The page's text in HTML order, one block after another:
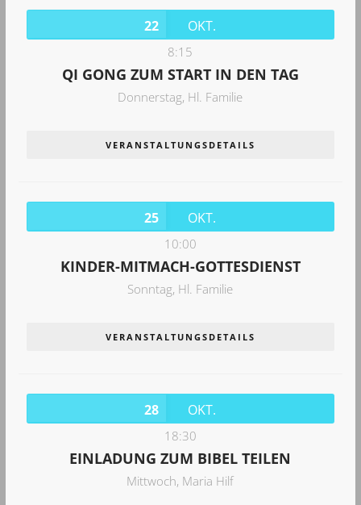
22 OKT.
8:15
QI GONG ZUM START IN DEN TAG
Donnerstag, Hl. Familie
VERANSTALTUNGSDETAILS
25 OKT.
10:00
KINDER-MITMACH-GOTTESDIENST
Sonntag, Hl. Familie
VERANSTALTUNGSDETAILS
28 OKT.
18:30
EINLADUNG ZUM BIBEL TEILEN
Mittwoch, Maria Hilf